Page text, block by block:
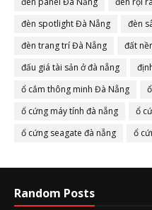
đèn spotlight Đà Nẵng
đèn
đèn trang trí Đà Nẵng
đất
đấu giá tài sản ở đà nẵng
ổ cắm thông minh Đà Nẵng
ổ cứng máy tính đà nẵng
ổ
ổ cứng seagate đà nẵng
ổ
Random Posts